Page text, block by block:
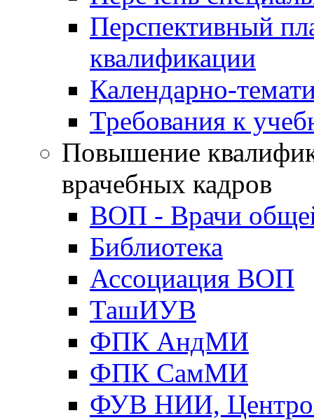
Перспективный
квалификации
Календарно-
Требования к
Повышение
врачебных кадров
ВОП - Врачи
Библиотека
Ассоциация ВОП
ТашИУВ
ФПК АндМИ
ФПК СамМИ
ФУВ НИИ,